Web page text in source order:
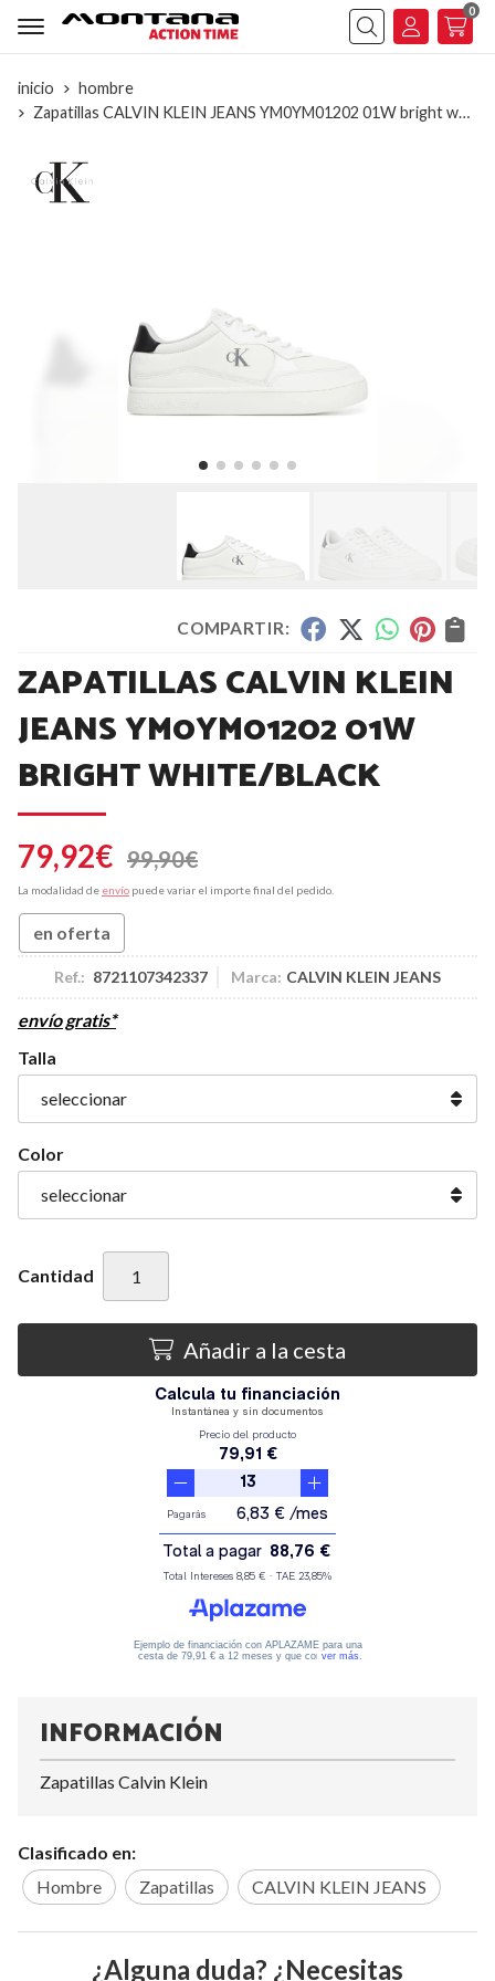
Buscar
0
inicio
hombre
Zapatillas CALVIN KLEIN JEANS YM0YM01202 01W bright white/black
COMPARTIR:
ZAPATILLAS CALVIN KLEIN
JEANS YM0YM01202 01W
BRIGHT WHITE/BLACK
79,92€ 99,90€
La modalidad de envío puede variar el importe final del pedido.
en oferta
Ref.: 8721107342337 Marca: CALVIN KLEIN JEANS
envío gratis*
Talla
Color
Cantidad
Añadir a la cesta
INFORMACIÓN
Zapatillas Calvin Klein
Clasificado en:
Hombre
Zapatillas CALVIN KLEIN JEANS
¿Alguna duda? ¿Necesitas